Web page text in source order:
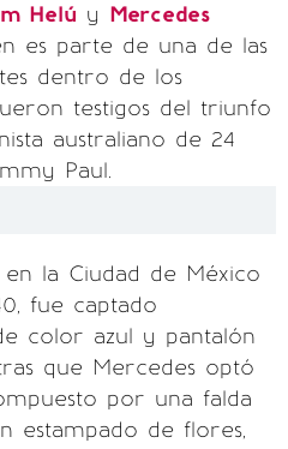
Helú y Mercedes
es parte de una de las
dentro de los
testigos del triunfo
australiano de 24
Paul.
la Ciudad de México
fue captado
color azul y pantalón
que Mercedes optó
por una falda
estampado de flores,